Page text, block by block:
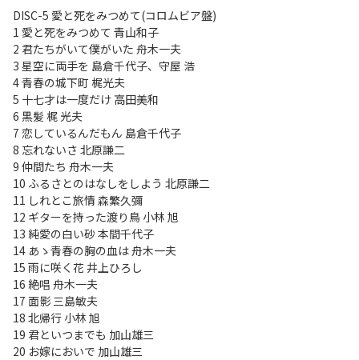
DISC-5 愛と死をみつめて(コロムビア盤)
1 愛と死をみつめて 青山和子
2 君たちがいて僕がいた 舟木一夫
3 星空に両手を 島倉千代子、守屋 浩
4 青春の城下町 梶光夫
5 十七才は一度だけ 高田美和
6 黒髪 梶 光夫
7 恋しているんだもん 島倉千代子
8 忘れないさ 北原謙二
9 仲間たち 舟木一夫
10 ふるさとのはなしをしよう 北原謙二
11 しれとこ旅情 森繁久彌
12 ギターを持った渡り鳥 小林 旭
13 純愛の白い砂 本間千代子
14 あゝ青春の胸の血は 舟木一夫
15 雨に咲く花 井上ひろし
16 絶唱 舟木一夫
17 面影 三島敏夫
18 北帰行 小林 旭
19 君といつまでも 加山雄三
20 お嫁においで 加山雄三